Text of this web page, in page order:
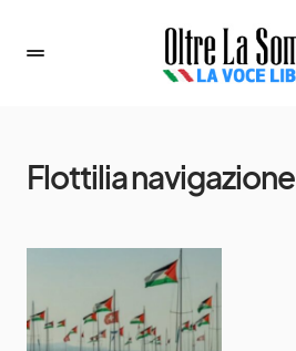
Flottilia navigazione